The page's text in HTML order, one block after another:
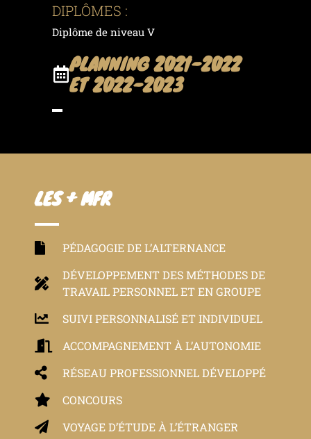
DIPLÔMES :
Diplôme de niveau V
PLANNING 2021-2022
ET 2022-2023
LES + MFR
PÉDAGOGIE DE L’ALTERNANCE
DÉVELOPPEMENT DES MÉTHODES DE
TRAVAIL PERSONNEL ET EN GROUPE
SUIVI PERSONNALISÉ ET INDIVIDUEL
ACCOMPAGNEMENT À L’AUTONOMIE
RÉSEAU PROFESSIONNEL DÉVELOPPÉ
CONCOURS
VOYAGE D’ÉTUDE À L’ÉTRANGER